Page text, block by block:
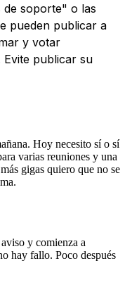
de soporte" o las
pueden publicar a
y votar
Evite publicar su